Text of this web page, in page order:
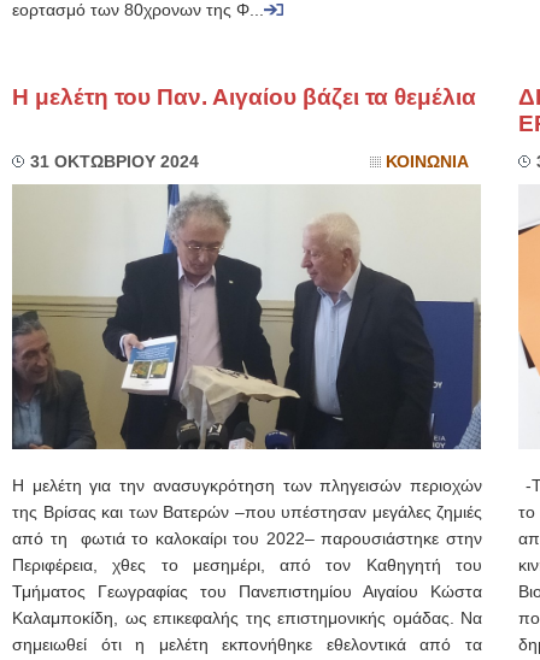
εορτασμό των 80χρονων της Φ...
Η μελέτη του Παν. Αιγαίου βάζει τα θεμέλια
31 ΟΚΤΩΒΡΙΟΥ 2024 ΚΟΙΝΩΝΙΑ
Η μελέτη για την ανασυγκρότηση των πληγεισών περιοχών
της Βρίσας και των Βατερών –που υπέστησαν μεγάλες ζημιές
από τη φωτιά το καλοκαίρι του 2022– παρουσιάστηκε στην
Περιφέρεια, χθες το μεσημέρι, από τον Καθηγητή του
Τμήματος Γεωγραφίας του Πανεπιστημίου Αιγαίου Κώστα
Καλαμποκίδη, ως επικεφαλής της επιστημονικής ομάδας. Να
σημειωθεί ότι η μελέτη εκπονήθηκε εθελοντικά από τα
-
το